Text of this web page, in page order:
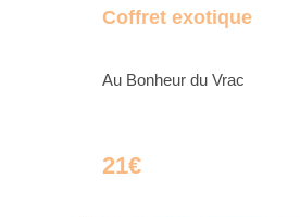
Coffret exotique
Au Bonheur du Vrac
21€